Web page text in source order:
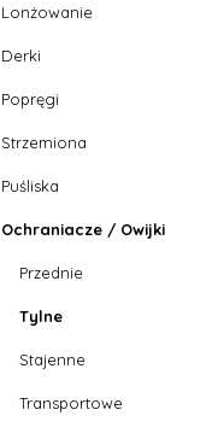
Lonżowanie
Derki
Popręgi
Strzemiona
Puśliska
Ochraniacze / Owijki
Przednie
Tylne
Stajenne
Transportowe